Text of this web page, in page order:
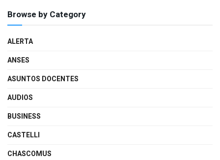
Browse by Category
ALERTA
ANSES
ASUNTOS DOCENTES
AUDIOS
BUSINESS
CASTELLI
CHASCOMUS